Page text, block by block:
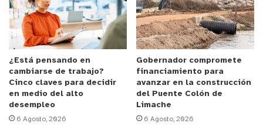
Paula Vásquez, alcaldesa (s), subrayó la
importancia del Programa Mujeres Jefas de Hogar
para la comuna.
“Este tipo de instancias es particularmente
relevante, ya que permite que las mujeres
participantes compartan sus experiencias e
inquietudes, lo que a su vez les brinda la
¿Está pensando en
cambiarse de trabajo?
Cinco claves para decidir
en medio del alto
desempleo
6 Agosto, 2026
Gobernador compromete
financiamiento para
avanzar en la construcción
del Puente Colón de
Limache
6 Agosto, 2026